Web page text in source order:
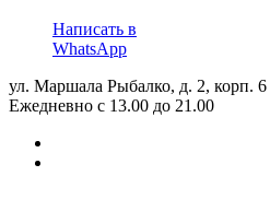
Написать в
WhatsApp
ул. Маршала Рыбалко, д. 2, корп. 6
Ежедневно с 13.00 до 21.00